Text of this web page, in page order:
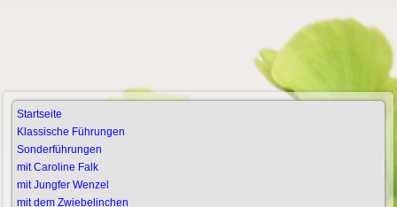
Startseite
Klassische Führungen
Sonderführungen
mit Caroline Falk
mit Jungfer Wenzel
mit dem Zwiebelinchen